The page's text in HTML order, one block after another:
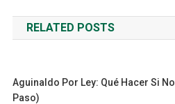
de
entradas
RELATED POSTS
Aguinaldo Por Ley: Qué Hacer Si
Paso)